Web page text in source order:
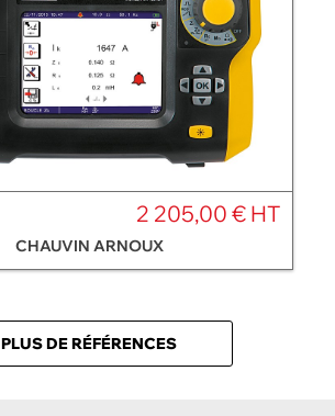
2 205,00 € HT
CHAUVIN ARNOUX
PLUS DE RÉFÉRENCES